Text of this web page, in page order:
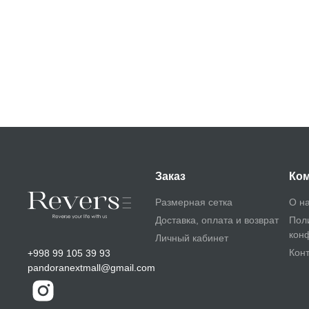
+998 99 105 39 93
pandoranextmall@gmail.com
Заказ
Размерная сетка
Доставка, оплата и возврат
Личный кабинет
О